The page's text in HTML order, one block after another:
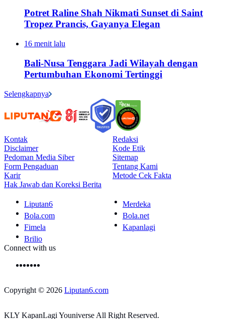
Potret Raline Shah Nikmati Sunset di Saint
Tropez Prancis, Gayanya Elegan
16 menit lalu
Bali-Nusa Tenggara Jadi Wilayah dengan
Pertumbuhan Ekonomi Tertinggi
Selengkapnya
Kontak
Redaksi
Disclaimer
Kode Etik
Pedoman Media Siber
Sitemap
Form Pengaduan
Tentang Kami
Karir
Metode Cek Fakta
Hak Jawab dan Koreksi Berita
Liputan6
Merdeka
Bola.com
Bola.net
Fimela
Kapanlagi
Brilio
Connect with us
Copyright © 2026 Liputan6.com
KLY KapanLagi Youniverse All Right Reserved.